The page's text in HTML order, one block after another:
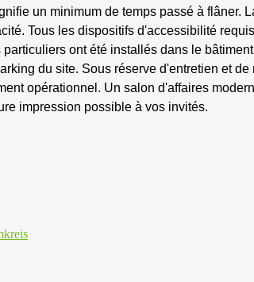
un minimum de temps passé à flâner.
Tous les dispositifs d'accessibilité
ont été installés dans le
du site. Sous réserve d'entretien et
opérationnel. Un salon d'affaires
impression possible à vos invités.